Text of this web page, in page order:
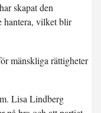
skapat den
hantera, vilket blir
mänskliga rättigheter
Lisa Lindberg